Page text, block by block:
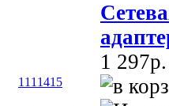
1111415
1 297p.